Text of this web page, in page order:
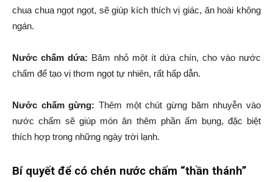
chua chua ngọt ngọt, sẽ giúp kích thích vị giác, ăn hoài không
ngán.
Nước chấm dứa: Băm nhỏ một ít dứa chín, cho vào nước
chấm để tạo vị thơm ngọt tự nhiên, rất hấp dẫn.
Nước chấm gừng: Thêm một chút gừng băm nhuyễn vào
nước chấm sẽ giúp món ăn thêm phần ấm bụng, đặc biệt
thích hợp trong những ngày trời lạnh.
Bí quyết để có chén nước chấm “thần thánh”